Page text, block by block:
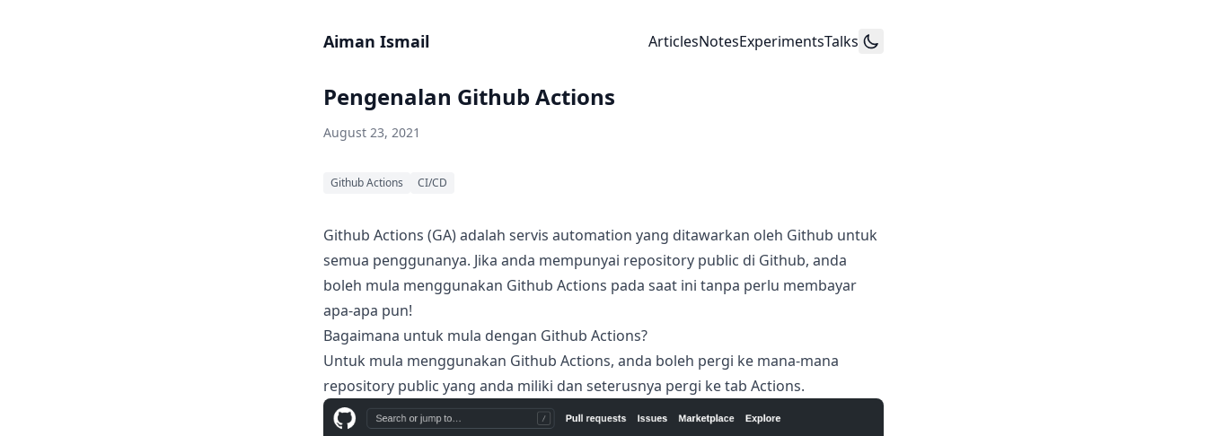
Aiman Ismail
ArticlesNotesExperimentsTalks
Pengenalan Github Actions
August 23, 2021
Github Actions CI/CD
Github Actions (GA) adalah servis automation yang ditawarkan oleh Github untuk
semua penggunanya. Jika anda mempunyai repository public di Github, anda
boleh mula menggunakan Github Actions pada saat ini tanpa perlu membayar
apa-apa pun!
Bagaimana untuk mula dengan Github Actions?
Untuk mula menggunakan Github Actions, anda boleh pergi ke mana-mana
repository public yang anda miliki dan seterusnya pergi ke tab Actions.